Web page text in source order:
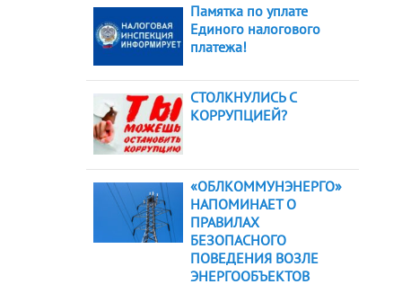
Памятка по уплате
Единого налогового
платежа!
СТОЛКНУЛИСЬ С
КОРРУПЦИЕЙ?
«ОБЛКОММУНЭНЕРГО»
НАПОМИНАЕТ О
ПРАВИЛАХ
БЕЗОПАСНОГО
ПОВЕДЕНИЯ ВОЗЛЕ
ЭНЕРГООБЪЕКТОВ